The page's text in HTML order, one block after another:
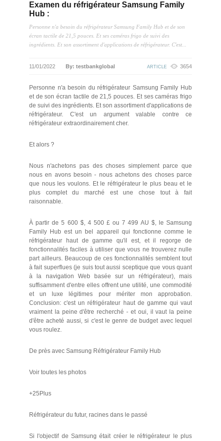
Examen du réfrigérateur Samsung Family
Hub :
Personne n'a besoin du réfrigérateur Samsung Family Hub et de son
écran tactile de 21,5 pouces. Et ses caméras frigo de suivi des
ingrédients. Et son assortiment d'applications de réfrigérateur. C'est...
11/01/2022 By: testbankglobal ARTICLE 3654
Personne n'a besoin du réfrigérateur Samsung Family Hub
et de son écran tactile de 21,5 pouces. Et ses caméras frigo
de suivi des ingrédients. Et son assortiment d'applications de
réfrigérateur. C'est un argument valable contre ce
réfrigérateur extraordinairement cher.
Et alors ?
Nous n'achetons pas des choses simplement parce que
nous en avons besoin - nous achetons des choses parce
que nous les voulons. Et le réfrigérateur le plus beau et le
plus complet du marché est une chose tout à fait
raisonnable.
À partir de 5 600 $, 4 500 £ ou 7 499 AU $, le Samsung
Family Hub est un bel appareil qui fonctionne comme le
réfrigérateur haut de gamme qu'il est, et il regorge de
fonctionnalités faciles à utiliser que vous ne trouverez nulle
part ailleurs. Beaucoup de ces fonctionnalités semblent tout
à fait superflues (je suis tout aussi sceptique que vous quant
à la navigation Web basée sur un réfrigérateur), mais
suffisamment d'entre elles offrent une utilité, une commodité
et un luxe légitimes pour mériter mon approbation.
Conclusion: c'est un réfrigérateur haut de gamme qui vaut
vraiment la peine d'être recherché - et oui, il vaut la peine
d'être acheté aussi, si c'est le genre de budget avec lequel
vous roulez.
De près avec Samsung Réfrigérateur Family Hub
Voir toutes les photos
+25Plus
Réfrigérateur du futur, racines dans le passé
Si l'objectif de Samsung était créer le réfrigérateur le plus